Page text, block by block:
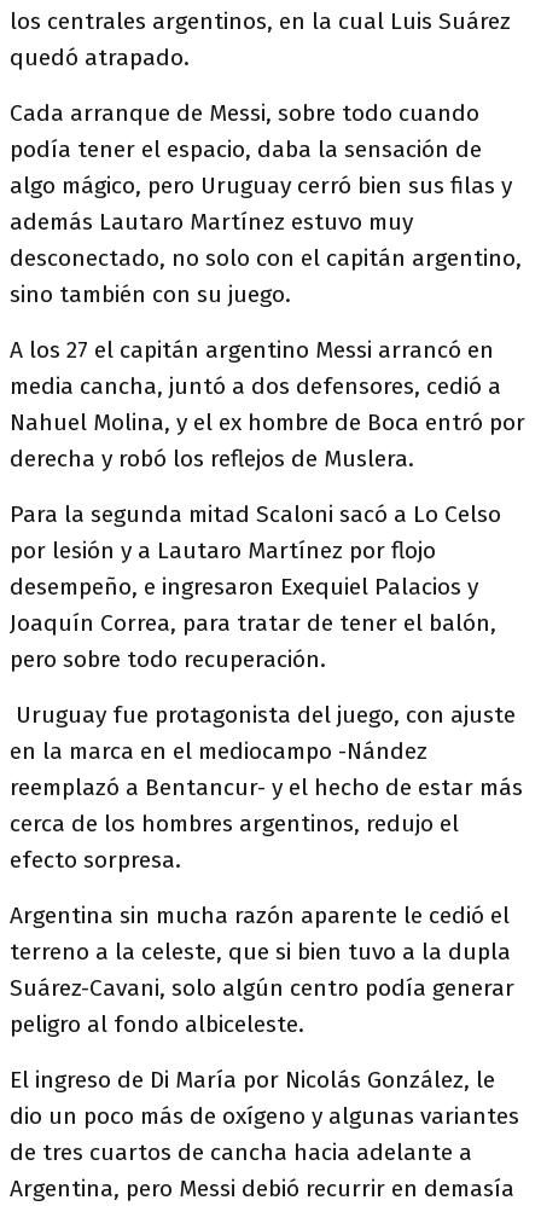
los centrales argentinos, en la cual Luis Suárez
quedó atrapado.
Cada arranque de Messi, sobre todo cuando
podía tener el espacio, daba la sensación de
algo mágico, pero Uruguay cerró bien sus filas y
además Lautaro Martínez estuvo muy
desconectado, no solo con el capitán argentino,
sino también con su juego.
A los 27 el capitán argentino Messi arrancó en
media cancha, juntó a dos defensores, cedió a
Nahuel Molina, y el ex hombre de Boca entró por
derecha y robó los reflejos de Muslera.
Para la segunda mitad Scaloni sacó a Lo Celso
por lesión y a Lautaro Martínez por flojo
desempeño, e ingresaron Exequiel Palacios y
Joaquín Correa, para tratar de tener el balón,
pero sobre todo recuperación.
Uruguay fue protagonista del juego, con ajuste
en la marca en el mediocampo -Nández
reemplazó a Bentancur- y el hecho de estar más
cerca de los hombres argentinos, redujo el
efecto sorpresa.
Argentina sin mucha razón aparente le cedió el
terreno a la celeste, que si bien tuvo a la dupla
Suárez-Cavani, solo algún centro podía generar
peligro al fondo albiceleste.
El ingreso de Di María por Nicolás González, le
dio un poco más de oxígeno y algunas variantes
de tres cuartos de cancha hacia adelante a
Argentina, pero Messi debió recurrir en demasía